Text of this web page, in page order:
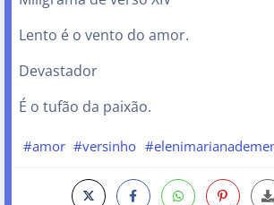
Lento é o vento do amor.
Devastador
É o tufão da paixão.
#amor #versinho